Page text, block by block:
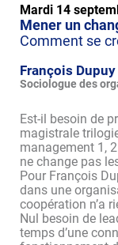
Mardi 14
Mener un
Comment se
François Dupuy
Sociologue des
Est-il besoin de
magistrale
management 1,
ne change pas
Pour François
dans une
coopération n’a
Nul besoin de
temps d’une